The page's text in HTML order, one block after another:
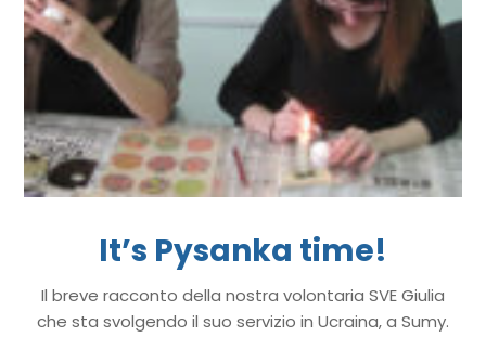
It’s Pysanka time!
Il breve racconto della nostra volontaria SVE Giulia
che sta svolgendo il suo servizio in Ucraina, a Sumy.